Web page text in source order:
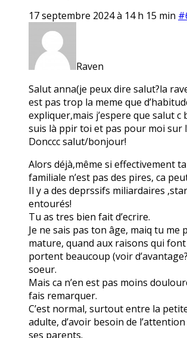
17 septembre 2024 à 14 h 15 min
Raven
Salut anna(je peux dire salut?la
est pas trop la meme que
expliquer,mais j’espere que salut c
suis là ppir toi et pas pour moi sur
Donccc salut/bonjour!
Alors déjà,même si effectivement
familiale n’est pas des pires, ca
Il y a des deprssifs miliardaires
entourés!
Tu as tres bien fait d’ecrire.
Je ne sais pas ton âge, maiq tu me
mature, quand aux raisons qui
portent beaucoup (voir
soeur.
Mais ca n’en est pas moins
fais remarquer.
C’est normal, surtout entre la
adulte, d’avoir besoin de
ses parents.